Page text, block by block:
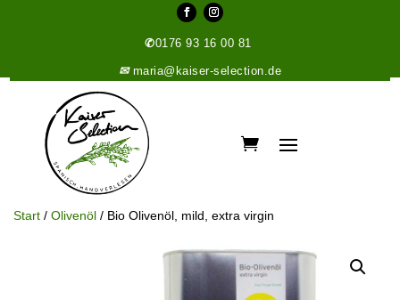
✆0176 93 16 00 81
✉ maria@kaiser-selection.de
Start / Olivenöl / Bio Olivenöl, mild, extra virgin